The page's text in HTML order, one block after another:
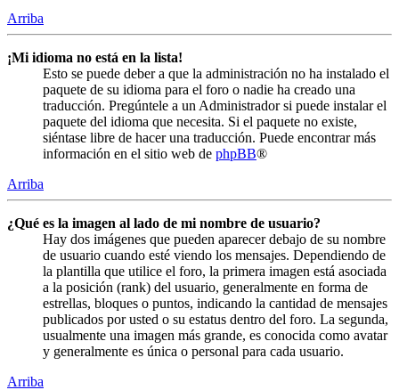
Arriba
¡Mi idioma no está en la lista!
Esto se puede deber a que la administración no ha instalado el
paquete de su idioma para el foro o nadie ha creado una
traducción. Pregúntele a un Administrador si puede instalar el
paquete del idioma que necesita. Si el paquete no existe,
siéntase libre de hacer una traducción. Puede encontrar más
información en el sitio web de phpBB®
Arriba
¿Qué es la imagen al lado de mi nombre de usuario?
Hay dos imágenes que pueden aparecer debajo de su nombre
de usuario cuando esté viendo los mensajes. Dependiendo de
la plantilla que utilice el foro, la primera imagen está asociada
a la posición (rank) del usuario, generalmente en forma de
estrellas, bloques o puntos, indicando la cantidad de mensajes
publicados por usted o su estatus dentro del foro. La segunda,
usualmente una imagen más grande, es conocida como avatar
y generalmente es única o personal para cada usuario.
Arriba